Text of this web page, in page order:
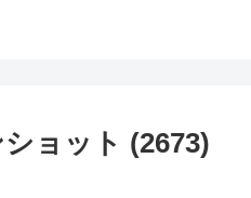
ョット (2673)